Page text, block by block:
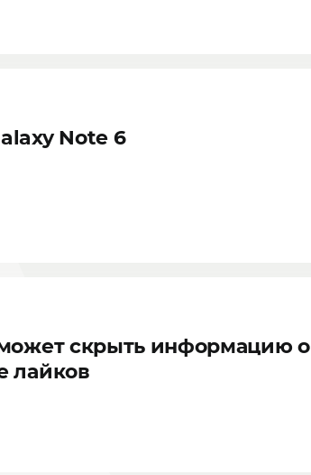
Note 6
скрыть информацию о
лайков